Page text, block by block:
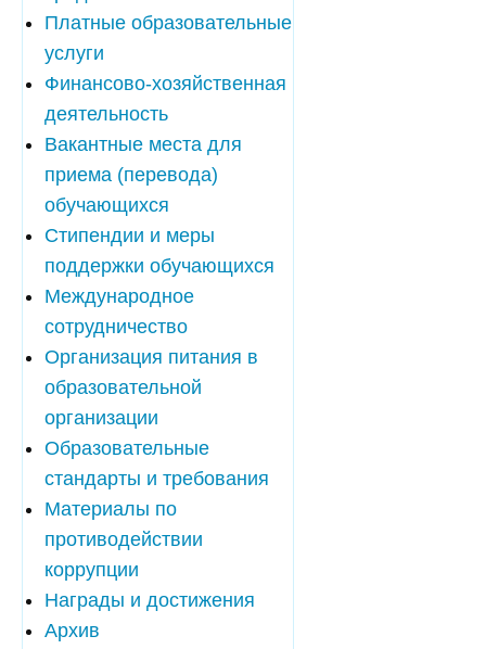
Платные образовательные
услуги
Финансово-хозяйственная
деятельность
Вакантные места для
приема (перевода)
обучающихся
Стипендии и меры
поддержки обучающихся
Международное
сотрудничество
Организация питания в
образовательной
организации
Образовательные
стандарты и требования
Материалы по
противодействии
коррупции
Награды и достижения
Архив